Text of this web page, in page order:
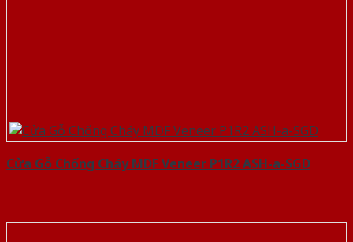
Cửa Gỗ Chống Cháy MDF Veneer P1R2 ASH-a-SGD